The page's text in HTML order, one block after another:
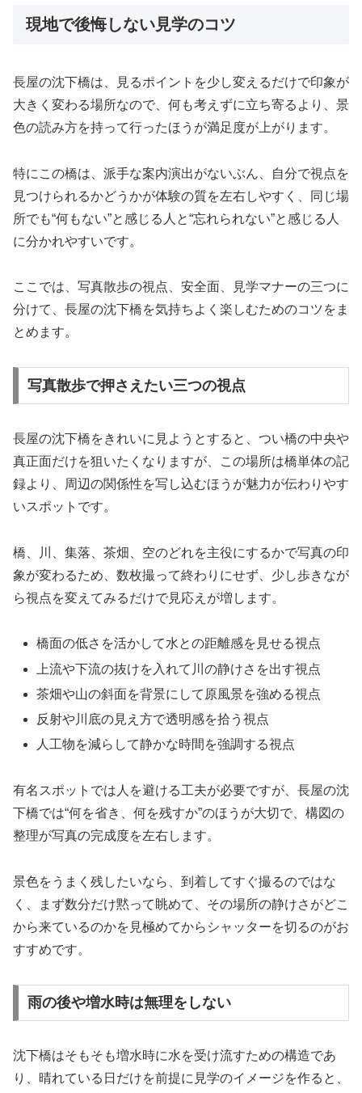
現地で後悔しない見学のコツ
長屋の沈下橋は、見るポイントを少し変えるだけで印象が
大きく変わる場所なので、何も考えずに立ち寄るより、景
色の読み方を持って行ったほうが満足度が上がります。
特にこの橋は、派手な案内演出がないぶん、自分で視点を
見つけられるかどうかが体験の質を左右しやすく、同じ場
所でも“何もない”と感じる人と“忘れられない”と感じる人
に分かれやすいです。
ここでは、写真散歩の視点、安全面、見学マナーの三つに
分けて、長屋の沈下橋を気持ちよく楽しむためのコツをま
とめます。
写真散歩で押さえたい三つの視点
長屋の沈下橋をきれいに見ようとすると、つい橋の中央や
真正面だけを狙いたくなりますが、この場所は橋単体の記
録より、周辺の関係性を写し込むほうが魅力が伝わりやす
いスポットです。
橋、川、集落、茶畑、空のどれを主役にするかで写真の印
象が変わるため、数枚撮って終わりにせず、少し歩きなが
ら視点を変えてみるだけで見応えが増します。
橋面の低さを活かして水との距離感を見せる視点
上流や下流の抜けを入れて川の静けさを出す視点
茶畑や山の斜面を背景にして原風景を強める視点
反射や川底の見え方で透明感を拾う視点
人工物を減らして静かな時間を強調する視点
有名スポットでは人を避ける工夫が必要ですが、長屋の沈
下橋では“何を省き、何を残すか”のほうが大切で、構図の
整理が写真の完成度を左右します。
景色をうまく残したいなら、到着してすぐ撮るのではな
く、まず数分だけ黙って眺めて、その場所の静けさがどこ
から来ているのかを見極めてからシャッターを切るのがお
すすめです。
雨の後や増水時は無理をしない
沈下橋はそもそも増水時に水を受け流すための構造であ
り、晴れている日だけを前提に見学のイメージを作ると、